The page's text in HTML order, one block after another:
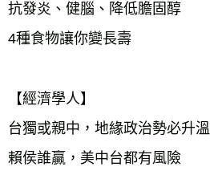
抗發炎、健腦、降低膽固醇
4種食物讓你變長壽
【經濟學人】
台獨或親中，地緣政治勢必升溫
賴侯誰贏，美中台都有風險